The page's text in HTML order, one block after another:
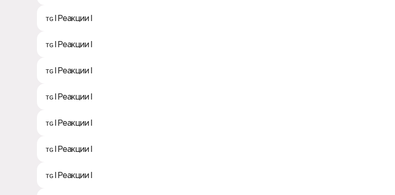
ᴛɢ | Реакции | 😂
ᴛɢ | Реакции | 😱
ᴛɢ | Реакции | 🤗
ᴛɢ | Реакции | 🫡
ᴛɢ | Реакции | 🤭
ᴛɢ | Реакции | 😐
ᴛɢ | Реакции | 😢